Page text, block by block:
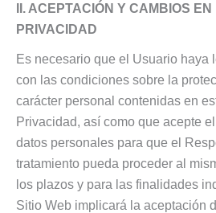
II. ACEPTACIÓN Y CAMBIOS
PRIVACIDAD
Es necesario que el Usuario haya
con las condiciones sobre la
carácter personal contenidas en
Privacidad, así como que acepte
datos personales para que el
tratamiento pueda proceder al
los plazos y para las finalidades
Sitio Web implicará la aceptación